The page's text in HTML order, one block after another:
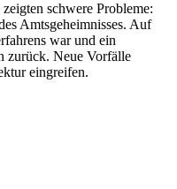
schwere Probleme:
Amtsgeheimnisses. Auf
war und ein
zurück. Neue Vorfälle
eingreifen.